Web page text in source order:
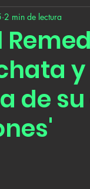
Groover
de
2 min de lectura